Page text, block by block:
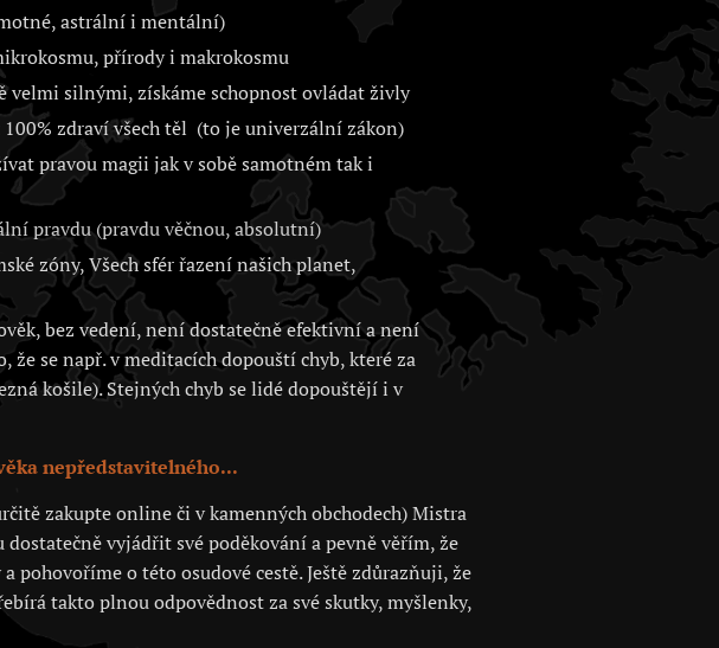
astrální i mentální)
přírody i makrokosmu
velmi silnými, získáme schopnost ovládat živly
zdraví všech těl (to je univerzální zákon)
pravou magii jak v sobě samotném tak i
pravdu (pravdu věčnou, absolutní)
zóny, Všech sfér řazení našich planet,
bez vedení, není dostatečně efektivní a není
se např. v meditacích dopouští chyb, které za
košile). Stejných chyb se lidé dopouštějí i v
nepředstavitelného...
zakupte online či v kamenných obchodech) Mistra
dostatečně vyjádřit své poděkování a pevně věřím, že
o této osudové cestě. Ještě zdůrazňuji, že
takto plnou odpovědnost za své skutky, myšlenky,